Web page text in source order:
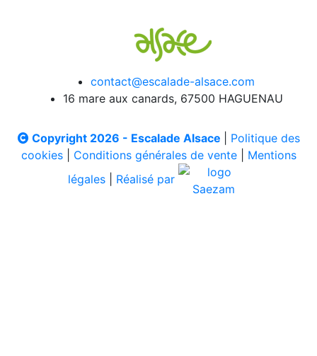
contact@escalade-alsace.com
16 mare aux canards, 67500 HAGUENAU
Copyright 2026 - Escalade Alsace
Politique des
cookies| Conditions générales de vente| Mentions
légales
Réalisé par